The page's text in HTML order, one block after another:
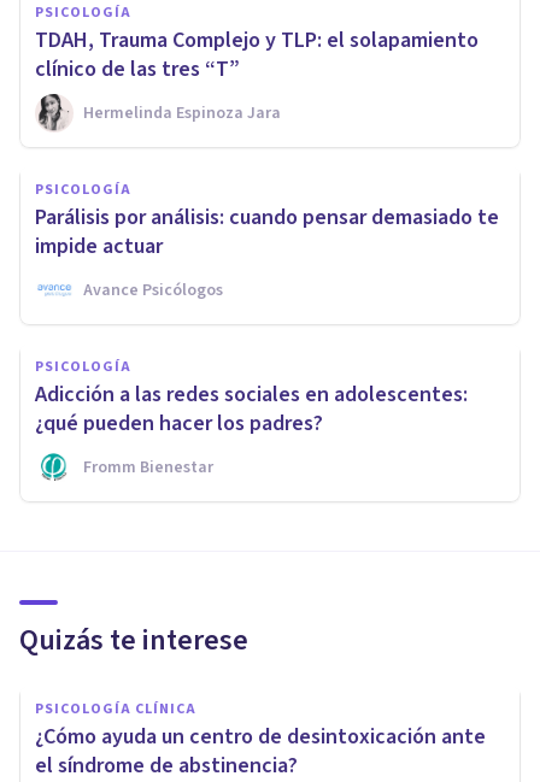
PSICOLOGÍA
TDAH, Trauma Complejo y TLP: el solapamiento
clínico de las tres “T”
Hermelinda Espinoza Jara
PSICOLOGÍA
Parálisis por análisis: cuando pensar demasiado te
impide actuar
Avance Psicólogos
PSICOLOGÍA
Adicción a las redes sociales en adolescentes:
¿qué pueden hacer los padres?
Fromm Bienestar
Quizás te interese
PSICOLOGÍA CLÍNICA
¿Cómo ayuda un centro de desintoxicación ante
el síndrome de abstinencia?